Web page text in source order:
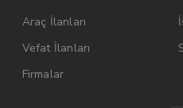
Araç İlanları
Vefat İlanları
Firmalar